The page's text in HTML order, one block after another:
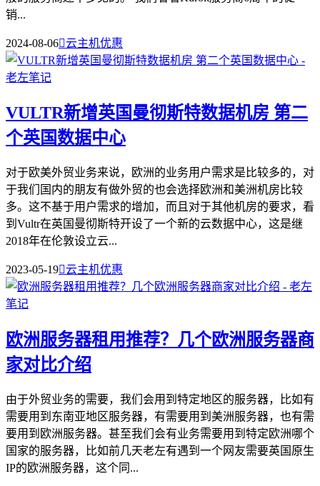
销...
2024-08-06云主机优惠
VULTR新增英国曼彻斯特数据机房 第二
个英国数据中心
对于欧美外贸业务来说，欧洲的业务用户需求是比较多的，对
于我们国内的朋友有做外贸的也会选择欧洲和美洲机房比较
多。这不基于用户需求的增加，而且对于其他机房的要求，看
到Vultr在英国曼彻斯特开设了一个新的云数据中心，这是继
2018年在伦敦设立云...
2023-05-19云主机优惠
欧洲服务器租用推荐？几个欧洲服务器商
家对比介绍
由于外贸业务的需要，我们会用到特定地区的服务器，比如有
需要用到东南亚地区服务器，有需要用到美洲服务器，也有需
要用到欧洲服务器。甚至我们会有业务需要用到特定欧洲哪个
国家的服务器，比如前几天老左有遇到一个网友需要英国原生
IP的欧洲服务器，这个同...